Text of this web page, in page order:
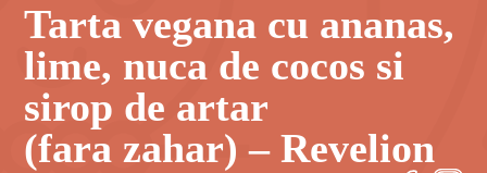
Tarta vegana cu ananas,
lime, nuca de cocos si
sirop de artar
(fara zahar) – Revelion